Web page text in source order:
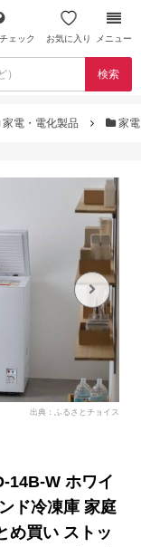
ェック お気に入り メニュー
検索
家電・電化製品 家電
出典：ふるさとチョイス
14B-W ホワイ
ド冷凍庫 家庭
め買い ストッ